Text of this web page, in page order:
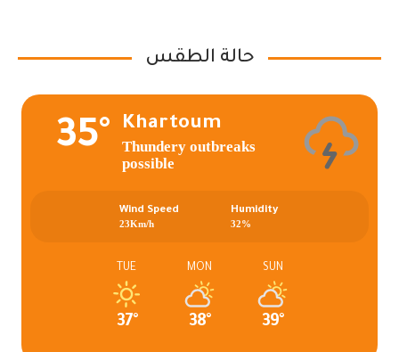
حالة الطقس
Khartoum
Thundery outbreaks
possible
35°
Humidity
32%
Wind Speed
23Km/h
SUN
39°
MON
38°
TUE
37°